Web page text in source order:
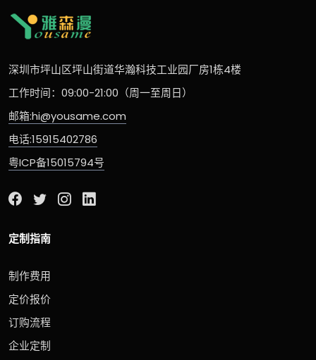
深圳市坪山区坪山街道华瀚科技工业园厂房1栋4楼
工作时间：09:00-21:00（周一至周日）
邮箱:hi@yousame.com
电话:15915402786
粤ICP备15015794号
定制指南
制作费用
定价报价
订购流程
企业定制